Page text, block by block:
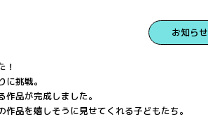
お知らせ
！
挑戦。
品が完成しました。
品を嬉しそうに見せてくれる子どもたち。